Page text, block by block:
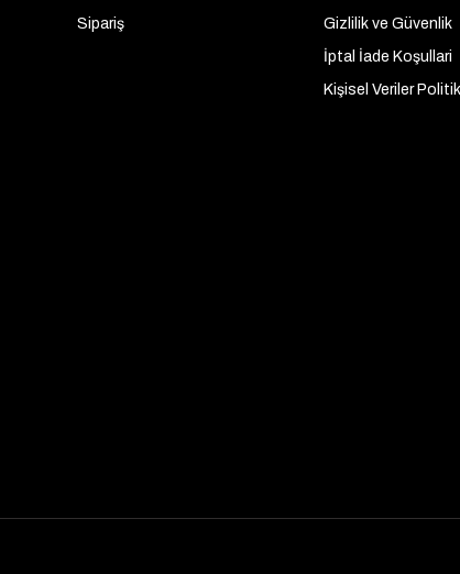
Sipariş
Gizlilik ve Güvenlik
İptal İade Koşullari
Kişisel Veriler